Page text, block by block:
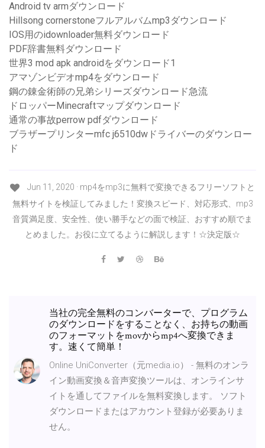
Android tv armダウンロード
Hillsong cornerstoneフルアルバムmp3ダウンロード
IOS用のidownloader無料ダウンロード
PDF辞書無料ダウンロード
世界3 mod apk androidをダウンロード1
アマゾンビデオmp4をダウンロード
鋼の錬金術師の兄弟シリーズダウンロード急流
ドロッパーMinecraftマップダウンロード
通常の事故perrow pdfダウンロード
ブラザープリンターmfc j6510dwドライバーのダウンロー
ド
Jun 11, 2020 · mp4をmp3に無料で変換できるフリーソフトと
無料サイトを検証してみました！変換スピード、対応形式、mp3
音質満足度、安全性、使い勝手などの面で検証、おすすめ順でま
とめました。お役に立てるように解説します！☆決定版☆
当社の完全無料のコンバーターで、プログラム
のダウンロードをすることなく、お持ちの動画
のフォーマットをmovからmp4へ変換できま
す。速くて簡単！
Online UniConverter（元media.io） - 無料のオンラ
イン動画変換＆音声変換ツールは、オンラインサ
イトを通してファイルを無料変換します。 ソフト
ダウンロードまたはアカウント登録が必要ありま
せん。